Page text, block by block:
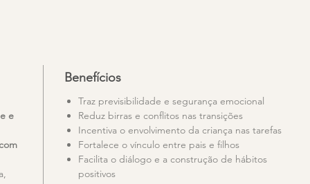
e
Benefícios
Traz previsibilidade e segurança emocional
Reduz birras e conflitos nas transições
Incentiva o envolvimento da criança nas tarefas
Fortalece o vínculo entre pais e filhos
Facilita o diálogo e a construção de hábitos
positivos